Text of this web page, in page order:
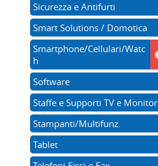
Sicurezza e Antifurti
Smart Solutions / Domotica
Smartphone/Cellulari/Watc
h
Software
Staffe e Supporti TV e Monitor
Stampanti/Multifunz.
Tablet